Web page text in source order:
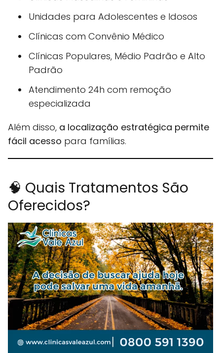
Unidades para Adolescentes e Idosos
Clínicas com Convênio Médico
Clínicas Populares, Médio Padrão e Alto
Padrão
Atendimento 24h com remoção
especializada
Além disso, a localização estratégica permite
fácil acesso para famílias.
🧠 Quais Tratamentos São
Oferecidos?